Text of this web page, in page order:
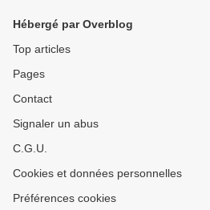
Hébergé par Overblog
Top articles
Pages
Contact
Signaler un abus
C.G.U.
Cookies et données personnelles
Préférences cookies